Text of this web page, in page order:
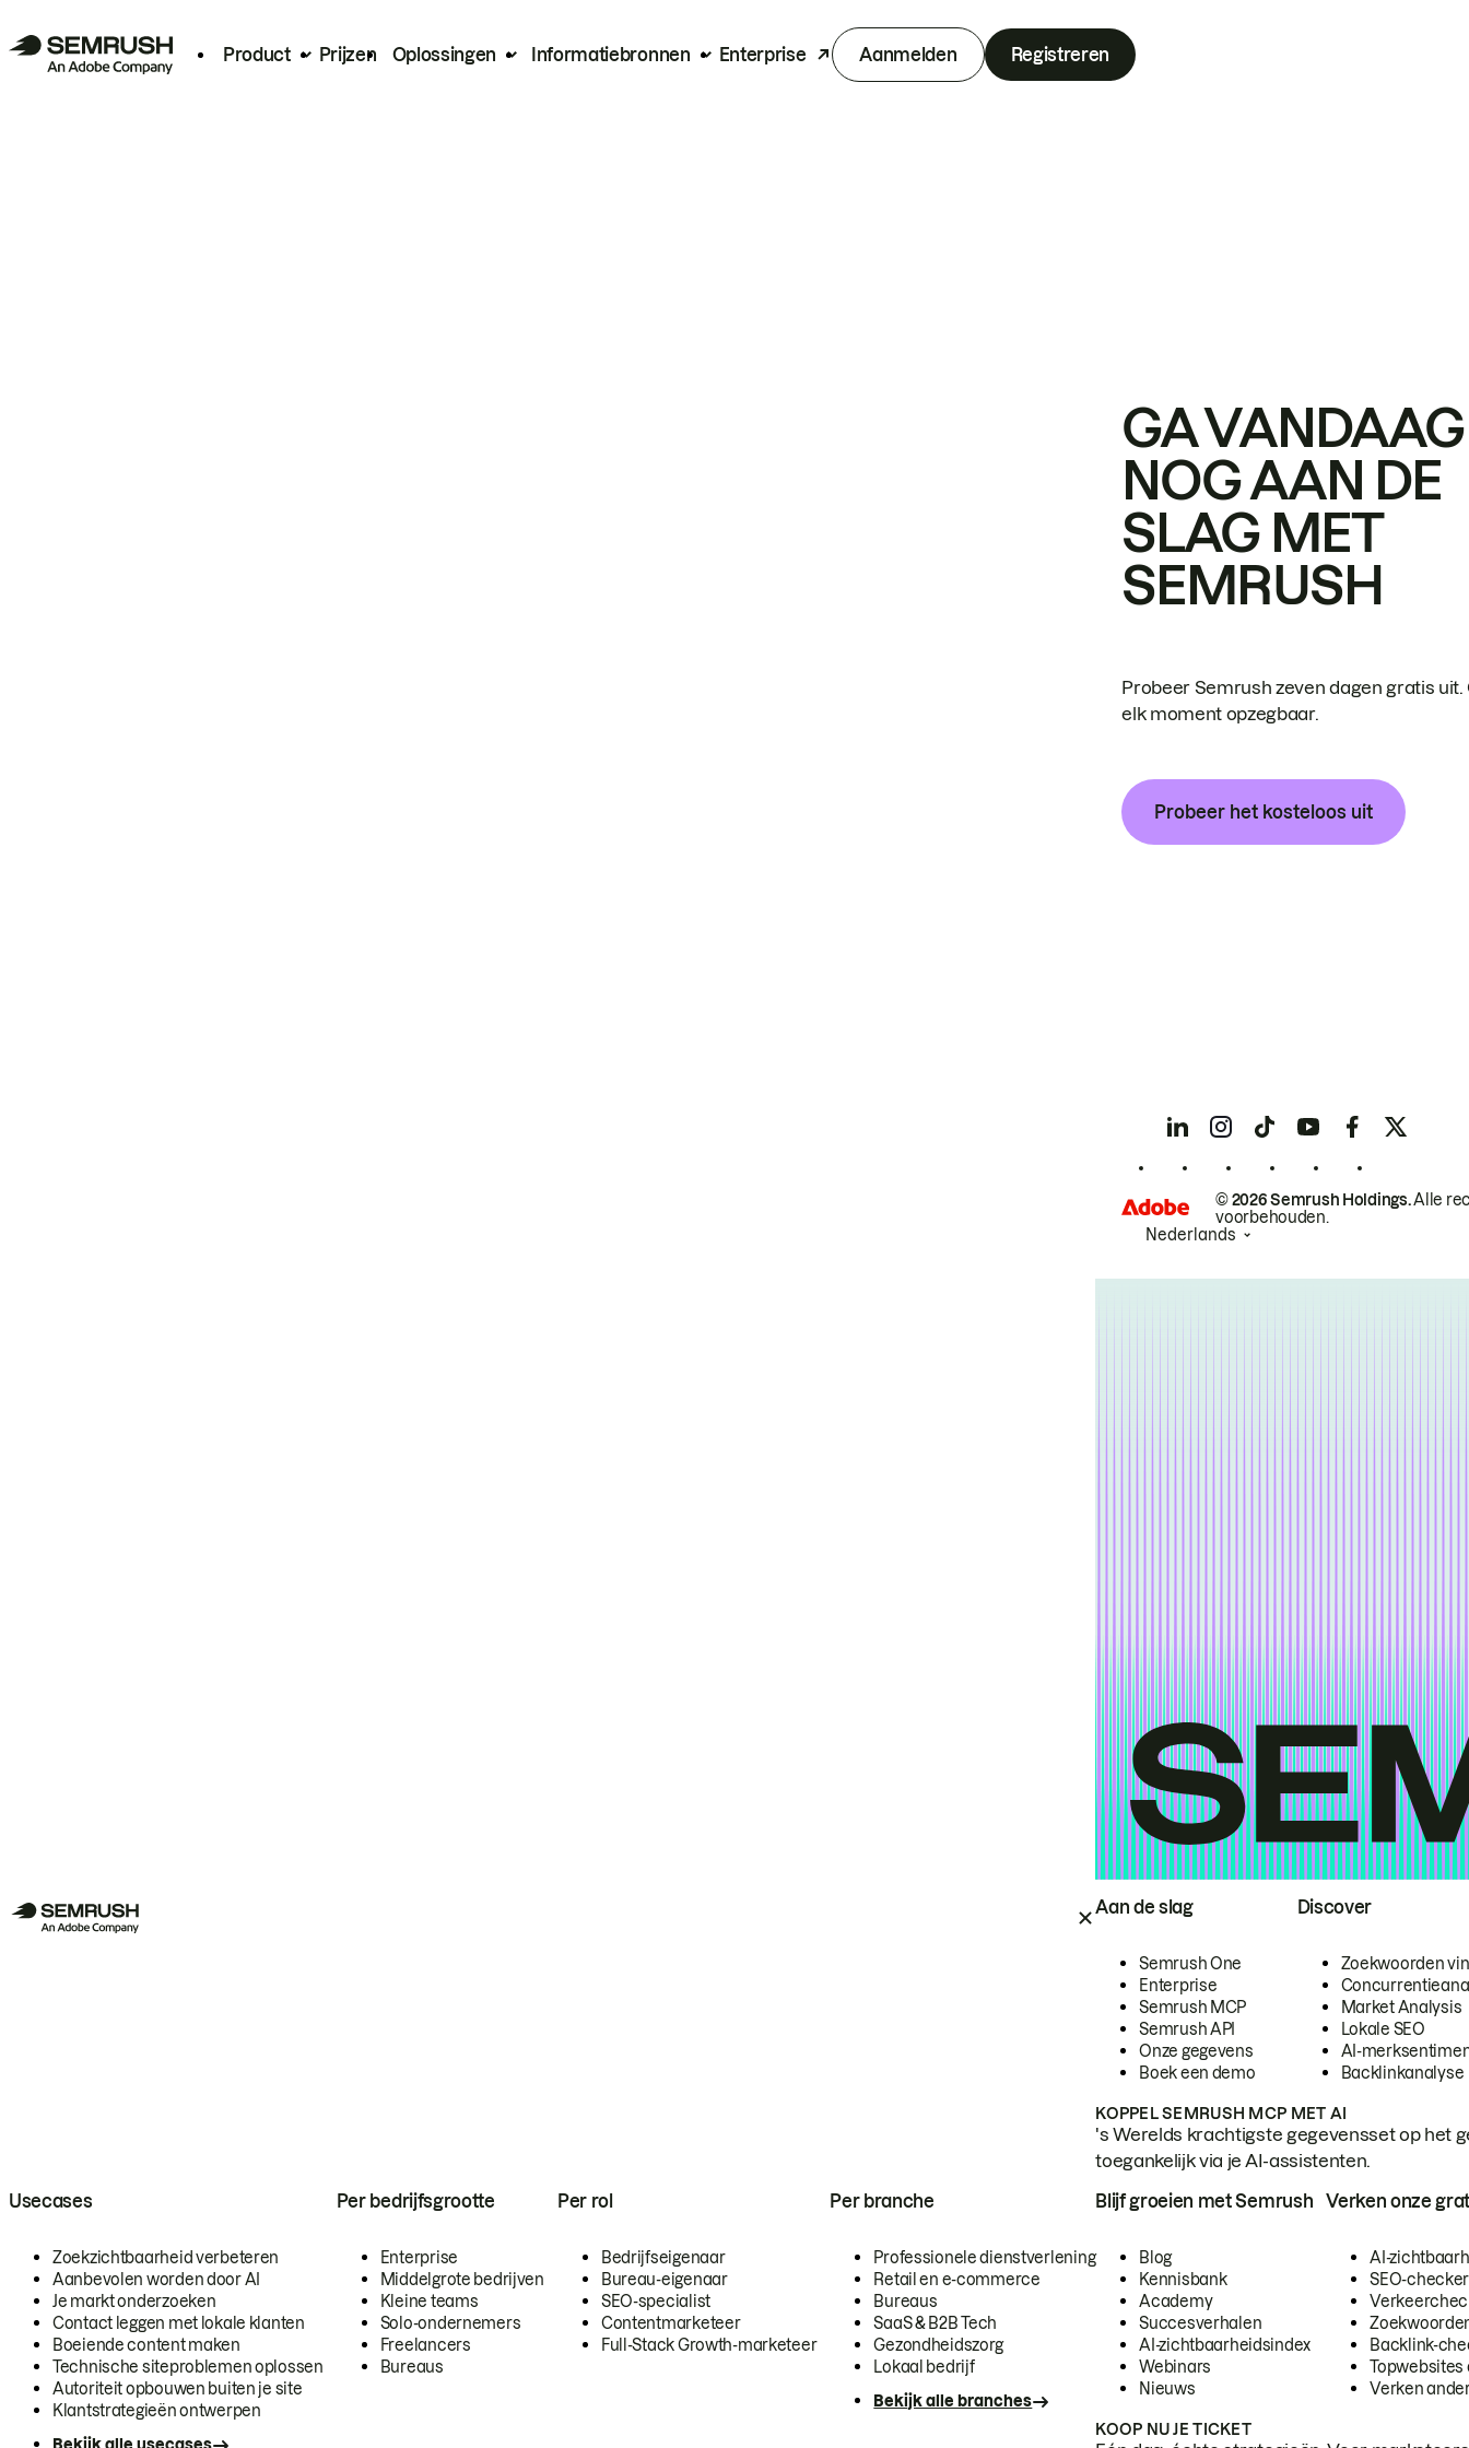
Product Prijzen Oplossingen Informatiebronnen Enterprise Aanmelden Registreren
Aan de slag
Semrush One
Enterprise
Semrush MCP
Semrush API
Onze gegevens
Boek een demo
Discover
Zoekwoorden
Market Analysis
Lokale SEO
AI-
Backlinkanalyse
KOPPEL SEMRUSH MCP MET AI
's Werelds krachtigste gegevensset op het
toegankelijk via je AI-assistenten.
Usecases
Zoekzichtbaarheid verbeteren
Aanbevolen worden door AI
Je markt onderzoeken
Contact leggen met lokale klanten
Boeiende content maken
Technische siteproblemen oplossen
Autoriteit opbouwen buiten je site
Klantstrategieën ontwerpen
Per bedrijfsgrootte
Enterprise
Middelgrote bedrijven
Kleine teams
Solo-ondernemers
Freelancers
Bureaus
Per rol
Bedrijfseigenaar
Bureau-eigenaar
SEO-specialist
Contentmarketeer
Full-Stack Growth-marketeer
Per branche
Professionele dienstverlening
Retail en e-commerce
Bureaus
SaaS & B2B Tech
Gezondheidszorg
Lokaal bedrijf
Bekijk alle branches
Blijf groeien met Semrush
Blog
Kennisbank
Academy
Succesverhalen
AI-zichtbaarheidsindex
Webinars
Nieuws
Verken onze
AI-
SEO-checker
Backlink-
Topwebsites
Verken
KOOP NU JE TICKET
GA VANDAAG
NOG AAN DE
SLAG MET
SEMRUSH
Probeer Semrush zeven dagen gratis uit.
elk moment opzegbaar.
Probeer het kosteloos uit
© 2026 Semrush Holdings.Alle
voorbehouden.
Nederlands